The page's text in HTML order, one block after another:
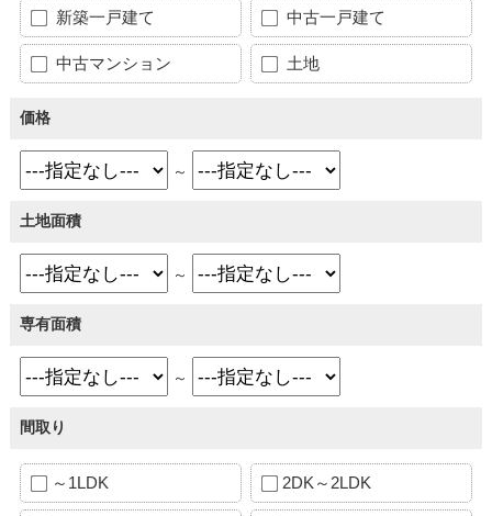
新築一戸建て 中古一戸建て
中古マンション 土地
価格
～
土地面積
～
専有面積
～
間取り
～1LDK 2DK～2LDK